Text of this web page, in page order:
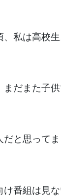
私は高校生
だまた子供
と思ってま
番組は見